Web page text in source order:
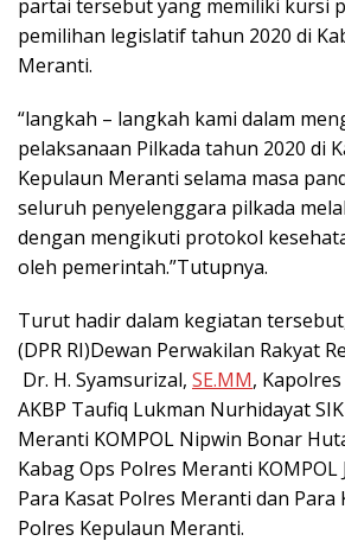
partai tersebut yang memiliki kursi
pemilihan legislatif tahun 2020 di
Meranti.
“langkah – langkah kami dalam
pelaksanaan Pilkada tahun 2020 di
Kepulaun Meranti selama masa
seluruh penyelenggara pilkada
dengan mengikuti protokol
oleh pemerintah.”Tutupnya.
Turut hadir dalam kegiatan
(DPR RI)Dewan Perwakilan Rakyat
Dr. H. Syamsurizal, SE.MM,
AKBP Taufiq Lukman Nurhidayat
Meranti KOMPOL Nipwin Bonar
Kabag Ops Polres Meranti KOMPOL
Para Kasat Polres Meranti dan Para
Polres Kepulaun Meranti.